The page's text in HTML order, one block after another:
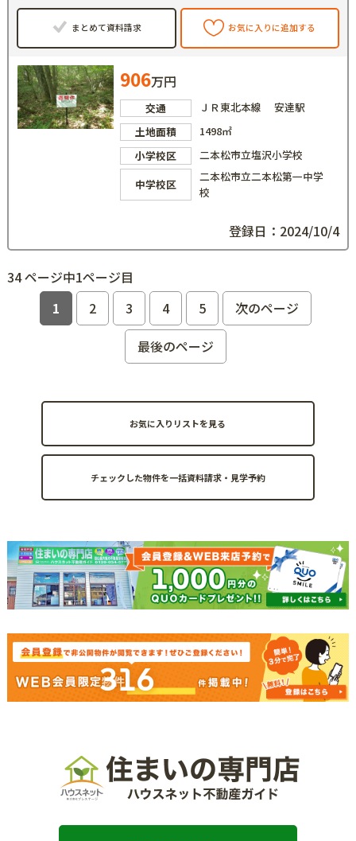
まとめて資料請求 お気に入りに追加する
906万円
交通
ＪＲ東北本線 安達駅
土地面積
1498㎡
小学校区
二本松市立塩沢小学校
中学校区
二本松市立二本松第一中学
校
登録日：2024/10/4
34 ページ中1ページ目
1
2 3 4 5
次のページ
最後のページ
お気に入りリストを見る
316